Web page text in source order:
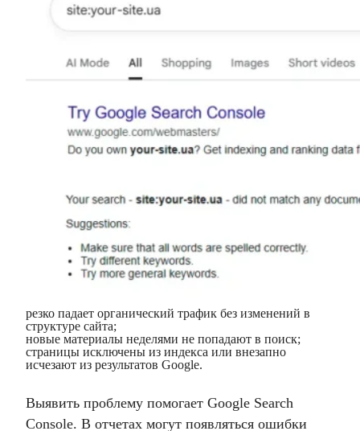
резко падает органический трафик без изменений в
структуре сайта;
новые материалы неделями не попадают в поиск;
страницы исключены из индекса или внезапно
исчезают из результатов Google.
Выявить проблему помогает Google Search
Console. В отчетах могут появляться ошибки